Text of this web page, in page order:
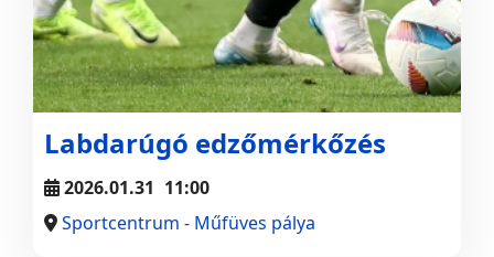
Labdarúgó edzőmérkőzés
2026.01.31 11:00
Sportcentrum - Műfüves pálya